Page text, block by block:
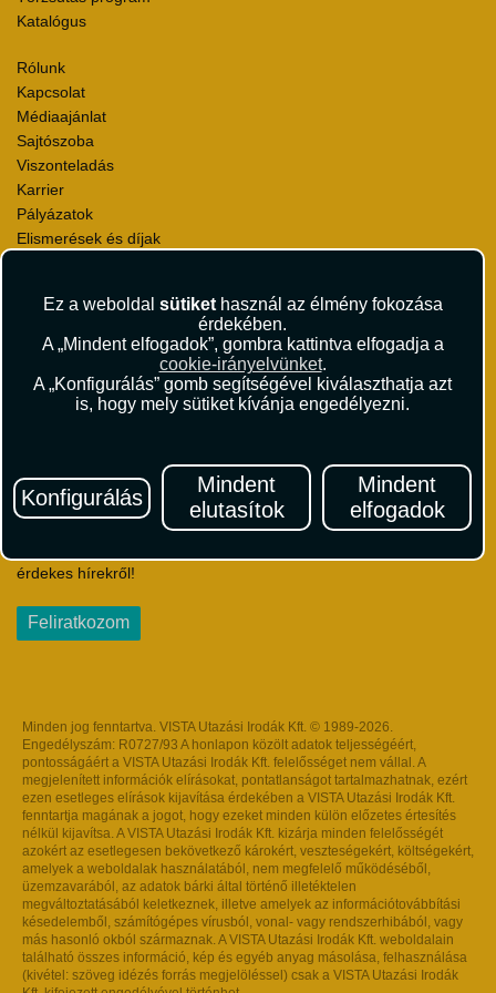
Ez a weboldal sütikethasznál az élmény fokozása
érdekében.
A „Mindent elfogadok”, gombra kattintva elfogadja a
cookie-irányelvünket.
A „Konfigurálás” gomb segítségével kiválaszthatja azt
is, hogy mely sütiket kívánja engedélyezni.
Konfigurálás
Mindent
elutasítok
Mindent
elfogadok
Katalógus
Rólunk
Kapcsolat
Médiaajánlat
Sajtószoba
Viszonteladás
Karrier
Pályázatok
Elismerések és díjak
Utazási Csomag Szerződési Feltételek
Útlemondás-biztosítás Szerződési Feltételek
Utasbiztosítás Szerződési Feltételek
Repülőjegy Szerződési Feltételek
Adatvédelem
Hírlevél
Iratkozzon fel Magyarország egyik legszínesebb utazási
érdekes hírekről!
Feliratkozom
Minden jog fenntartva. VISTA Utazási Irodák Kft. © 1989-2026.
Engedélyszám: R0727/93 A honlapon közölt adatok teljességéért,
pontosságáért a VISTA Utazási Irodák Kft. felelősséget nem vállal. A
megjelenített információk elírásokat, pontatlanságot tartalmazhatnak, ezért
ezen esetleges elírások kijavítása érdekében a VISTA Utazási Irodák Kft.
fenntartja magának a jogot, hogy ezeket minden külön előzetes értesítés
nélkül kijavítsa. A VISTA Utazási Irodák Kft. kizárja minden felelősségét
azokért az esetlegesen bekövetkező károkért, veszteségekért, költségekért,
amelyek a weboldalak használatából, nem megfelelő működéséből,
üzemzavarából, az adatok bárki által történő illetéktelen
megváltoztatásából keletkeznek, illetve amelyek az információtovábbítási
késedelemből, számítógépes vírusból, vonal- vagy rendszerhibából, vagy
más hasonló okból származnak. A VISTA Utazási Irodák Kft. weboldalain
található összes információ, kép és egyéb anyag másolása, felhasználása
(kivétel: szöveg idézés forrás megjelöléssel) csak a VISTA Utazási Irodák